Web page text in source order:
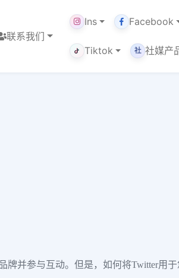
联系我们
Ins Facebook
Tiktok 社 社媒产
并参与互动。但是，如何将Twitter用